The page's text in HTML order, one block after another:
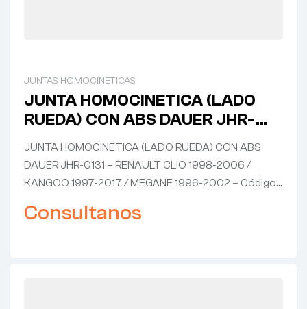
JUNTAS HOMOCINETICAS
JUNTA HOMOCINETICA (LADO
RUEDA) CON ABS DAUER JHR-
0131 – RENAULT CLIO 1998-2006
/ KANGOO 1997-2017 / MEGANE
1996-2002
JUNTA HOMOCINETICA (LADO RUEDA) CON ABS
DAUER JHR-0131 – RENAULT CLIO 1998-2006 /
KANGOO 1997-2017 / MEGANE 1996-2002 – Código…
Consultanos